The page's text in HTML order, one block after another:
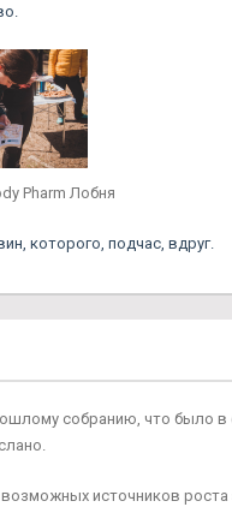
Pharm Лобня
которого, подчас, вдруг.
собранию, что было в
источников роста